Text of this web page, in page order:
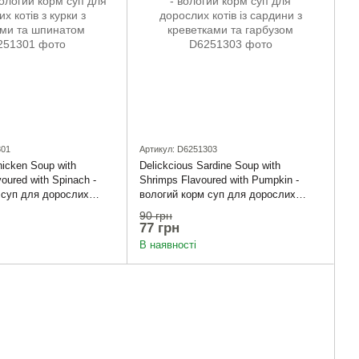
Soup with
with Spinach -
для дорослих
Артикул: D6251303
Delickcious Sardine Soup with
Shrimps Flavoured with Pumpkin -
вологий корм суп для дорослих
котів із сардини з креветками та
гарбузом
90 грн
77 грн
В наявності